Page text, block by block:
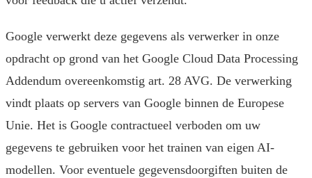
Google verwerkt deze gegevens als verwerker in onze
opdracht op grond van het Google Cloud Data Processing
Addendum overeenkomstig art. 28 AVG. De verwerking
vindt plaats op servers van Google binnen de Europese
Unie. Het is Google contractueel verboden om uw
gegevens te gebruiken voor het trainen van eigen AI-
modellen. Voor eventuele gegevensdoorgiften buiten de